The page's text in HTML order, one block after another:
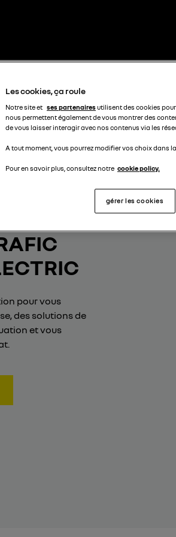
VOTRE
pour vous
des solutions de
et vous
Les cookies, ça roule
Notre site et ses partenairesutilisent des cookies
nous permettent également de vous montrer des
de vous laisser interagir avec nos contenus via les
A tout moment, vous pourrez modifier vos choix dans
Pour en savoir plus, consultez notre cookie policy.
gérer les cookies